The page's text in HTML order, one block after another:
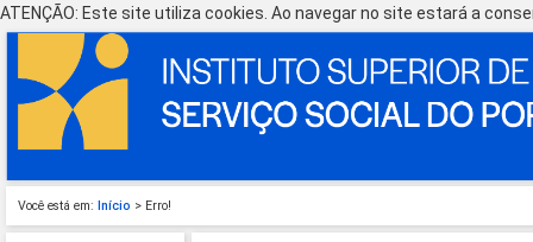
ATENÇÃO: Este site utiliza cookies. Ao navegar no site estará a
Você está em: Início > Erro!